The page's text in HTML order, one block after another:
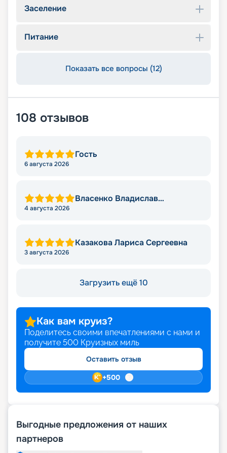
Заселение
Питание
Показать все вопросы (12)
108 отзывов
Гость
6 августа 2026
Власенко Владислав
4 августа 2026
Казакова Лариса Сергеевна
3 августа 2026
Загрузить ещё 10
Как вам круиз?
Поделитесь своими впечатлениями с нами и
получите 500 Круизных миль
Оставить отзыв
+500
Выгодные предложения от наших
партнеров